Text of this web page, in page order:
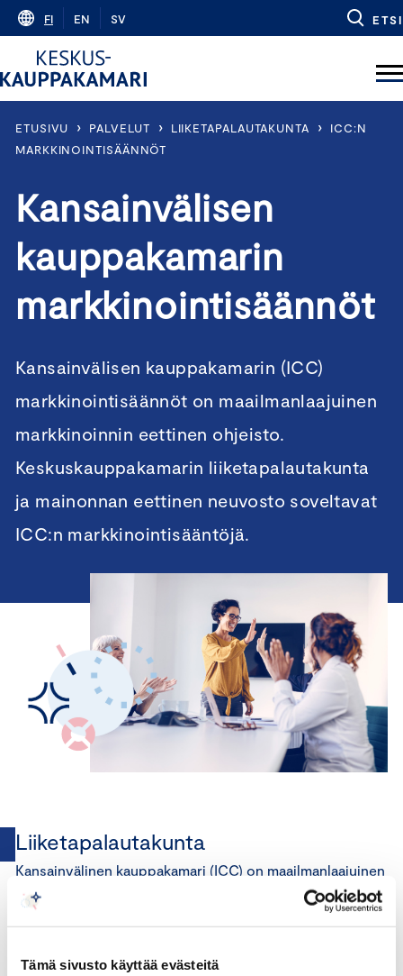
Tämä sivusto käyttää evästeitä
Skip
content
FI EN SV ETSI
ETUSIVU › PALVELUT › LIIKETAPALAUTAKUNTA ›
ICC:N
MARKKINOINTISÄÄNNÖT
Kansainvälisen
kauppakamarin
markkinointisäännöt
Kansainvälisen kauppakamarin (ICC)
markkinointisäännöt on maailmanlaajuinen
markkinoinnin eettinen ohjeisto.
Keskuskauppakamarin liiketapalautakunta
ja mainonnan eettinen neuvosto soveltavat
ICC:n markkinointisääntöjä.
Liiketapalautakunta
Kansainvälinen kauppakamari (ICC) on maailmanlaajuinen
kaikki toimialat kattava elinkeinoelämän järjestö. ICC:n
ensimmäiset markkinointisäännöt kirjoitettiin jo 1930-
Viimeisin päivityson tehty vuonna 2024. Päivitetyt